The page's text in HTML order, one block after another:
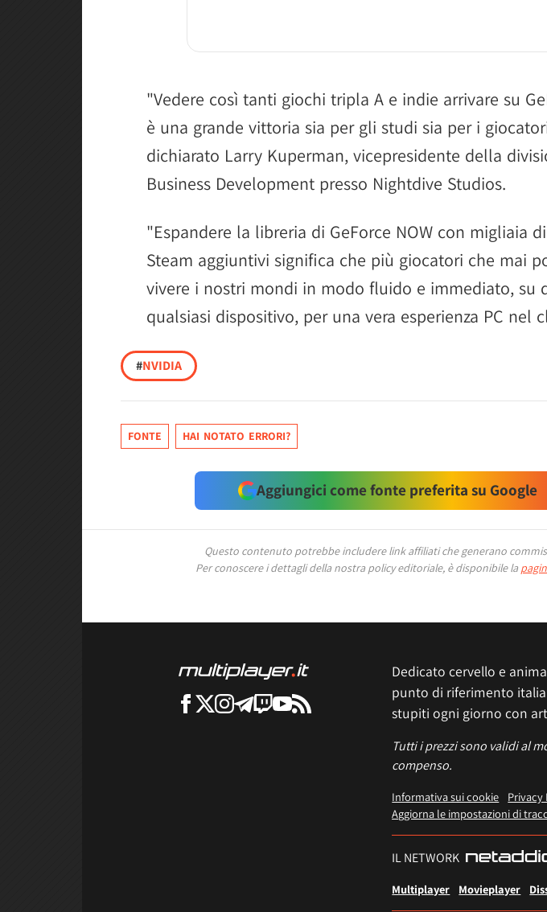
"Vedere così tanti giochi tripla A e indie arrivare su
è una grande vittoria sia per gli studi sia per i
dichiarato Larry Kuperman, vicepresidente della
Business Development presso Nightdive Studios.
"Espandere la libreria di GeForce NOW con migliaia
Steam aggiuntivi significa che più giocatori che mai
vivere i nostri mondi in modo fluido e immediato, su
qualsiasi dispositivo, per una vera esperienza PC nel
#NVIDIA
FONTE HAI NOTATO ERRORI?
Aggiungici come fonte preferita su Google
Questo contenuto potrebbe includere link affiliati che generano
Per conoscere i dettagli della nostra policy editoriale, è disponibile la
Dedicato cervello e
punto di riferimento
stupiti ogni giorno con
Tutti i prezzi sono validi al
compenso.
Informativa sui cookie Privacy
Aggiorna le impostazioni di
IL NETWORK
Multiplayer Movieplayer